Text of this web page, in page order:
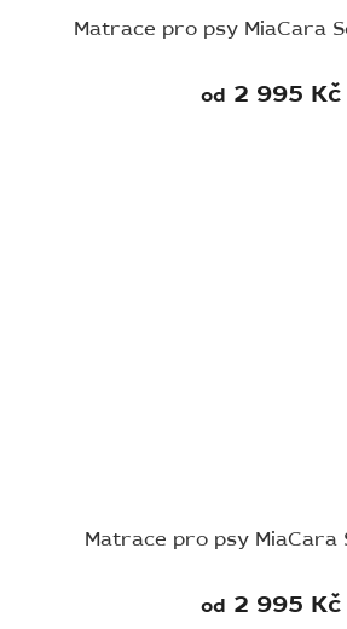
Matrace pro psy MiaCara
od 2 995 Kč
Matrace pro psy MiaCara
od 2 995 Kč